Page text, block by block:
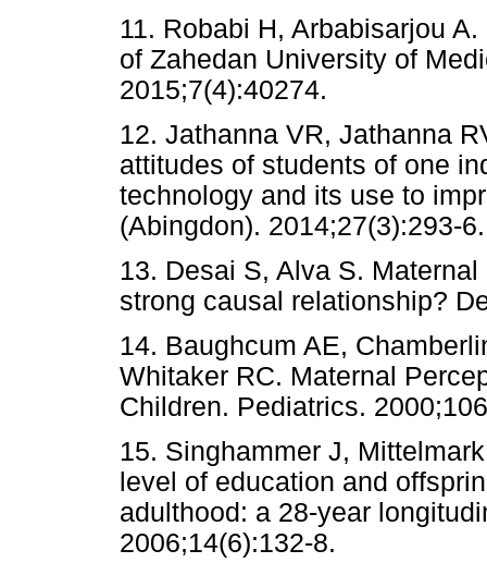
11. Robabi H, Arbabisarjou
of Zahedan University of
2015;7(4):40274.
12. Jathanna VR, Jathanna
attitudes of students of one
technology and its use to
(Abingdon). 2014;27(3):293-6.
13. Desai S, Alva S.
strong causal relationship?
14. Baughcum AE,
Whitaker RC. Maternal
Children. Pediatrics.
15. Singhammer J,
level of education and
adulthood: a 28-year
2006;14(6):132-8.